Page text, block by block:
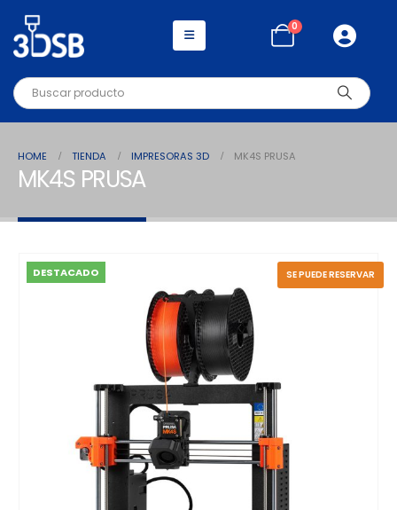
0
HOME TIENDA IMPRESORAS 3D MK4S PRUSA
MK4S PRUSA
SE PUEDE RESERVAR
DESTACADO